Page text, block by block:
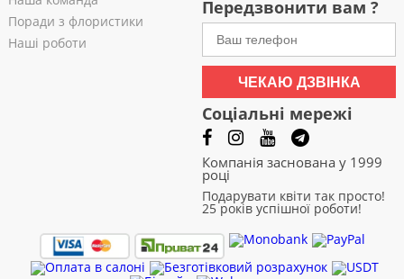
Поради з флористики
Наші роботи
Передзвонити вам ?
ЧЕКАЮ ДЗВІНКА
Соціальні мережі
Компанія заснована у 1999
році
Подарувати квіти так просто!
25 років успішної роботи!